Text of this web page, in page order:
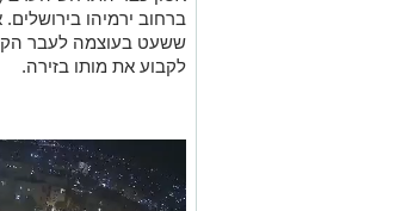
ששעט בעוצמה לעבר
לקבוע את מותו בזירה.